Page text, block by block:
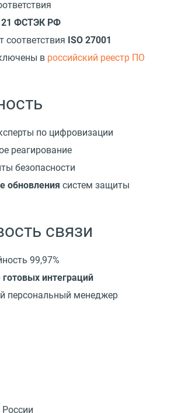
21 ФСТЭК РФ
соответствия ISO 27001
в российский реестр ПО
по цифровизации
реагирование
безопасности
обновления систем защиты
связи
99,97%
готовых интеграций
персональный менеджер